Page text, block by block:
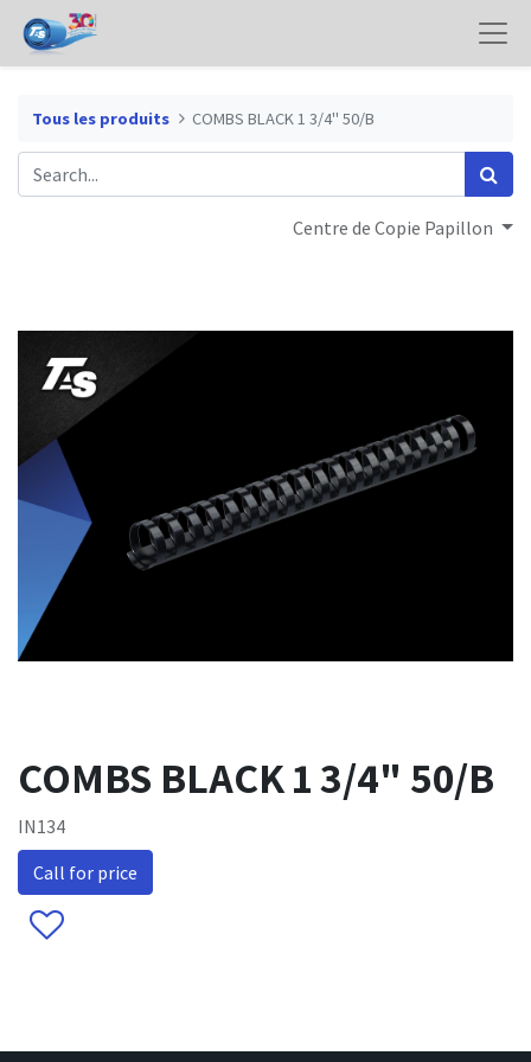
Tous les produits COMBS BLACK 1 3/4" 50/B
Centre de Copie Papillon
COMBS BLACK 1 3/4" 50/B
IN134
Call for price